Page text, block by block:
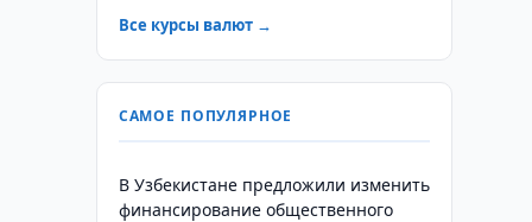
Все курсы валют →
САМОЕ ПОПУЛЯРНОЕ
В Узбекистане предложили изменить
финансирование общественного